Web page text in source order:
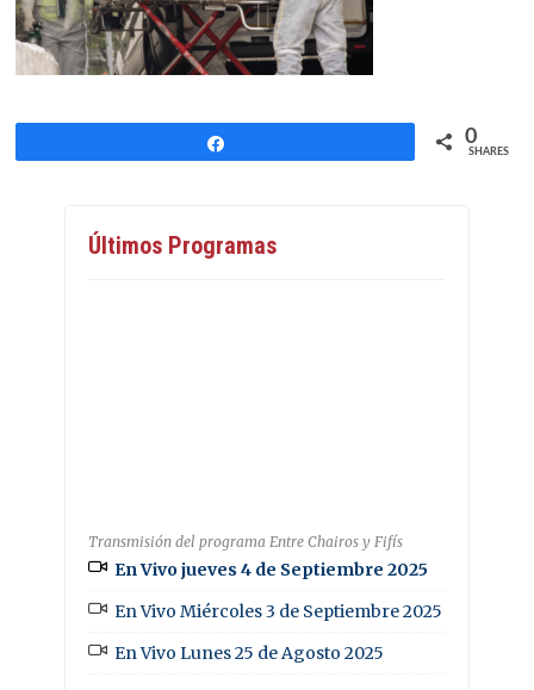
0
SHARES
Últimos Programas
Transmisión del programa Entre Chairos y Fifís
En Vivo jueves 4 de Septiembre 2025
En Vivo Miércoles 3 de Septiembre 2025
En Vivo Lunes 25 de Agosto 2025